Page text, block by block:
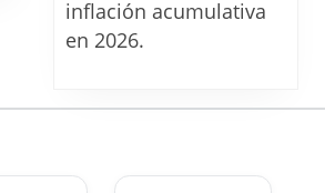
para
diciembre
con
inflación acumulativa
en 2026.